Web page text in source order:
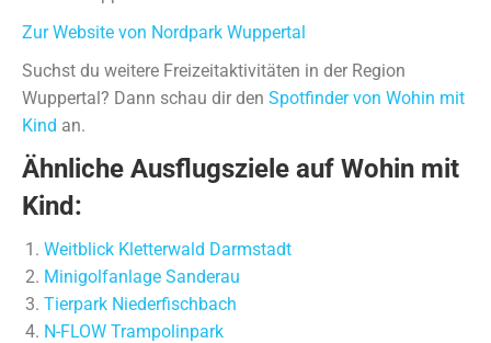
Zur Website von Nordpark Wuppertal
Suchst du weitere Freizeitaktivitäten in der Region
Wuppertal? Dann schau dir den Spotfinder von Wohin mit
Kind an.
Ähnliche Ausflugsziele auf Wohin mit
Kind:
Weitblick Kletterwald Darmstadt
Minigolfanlage Sanderau
Tierpark Niederfischbach
N-FLOW Trampolinpark